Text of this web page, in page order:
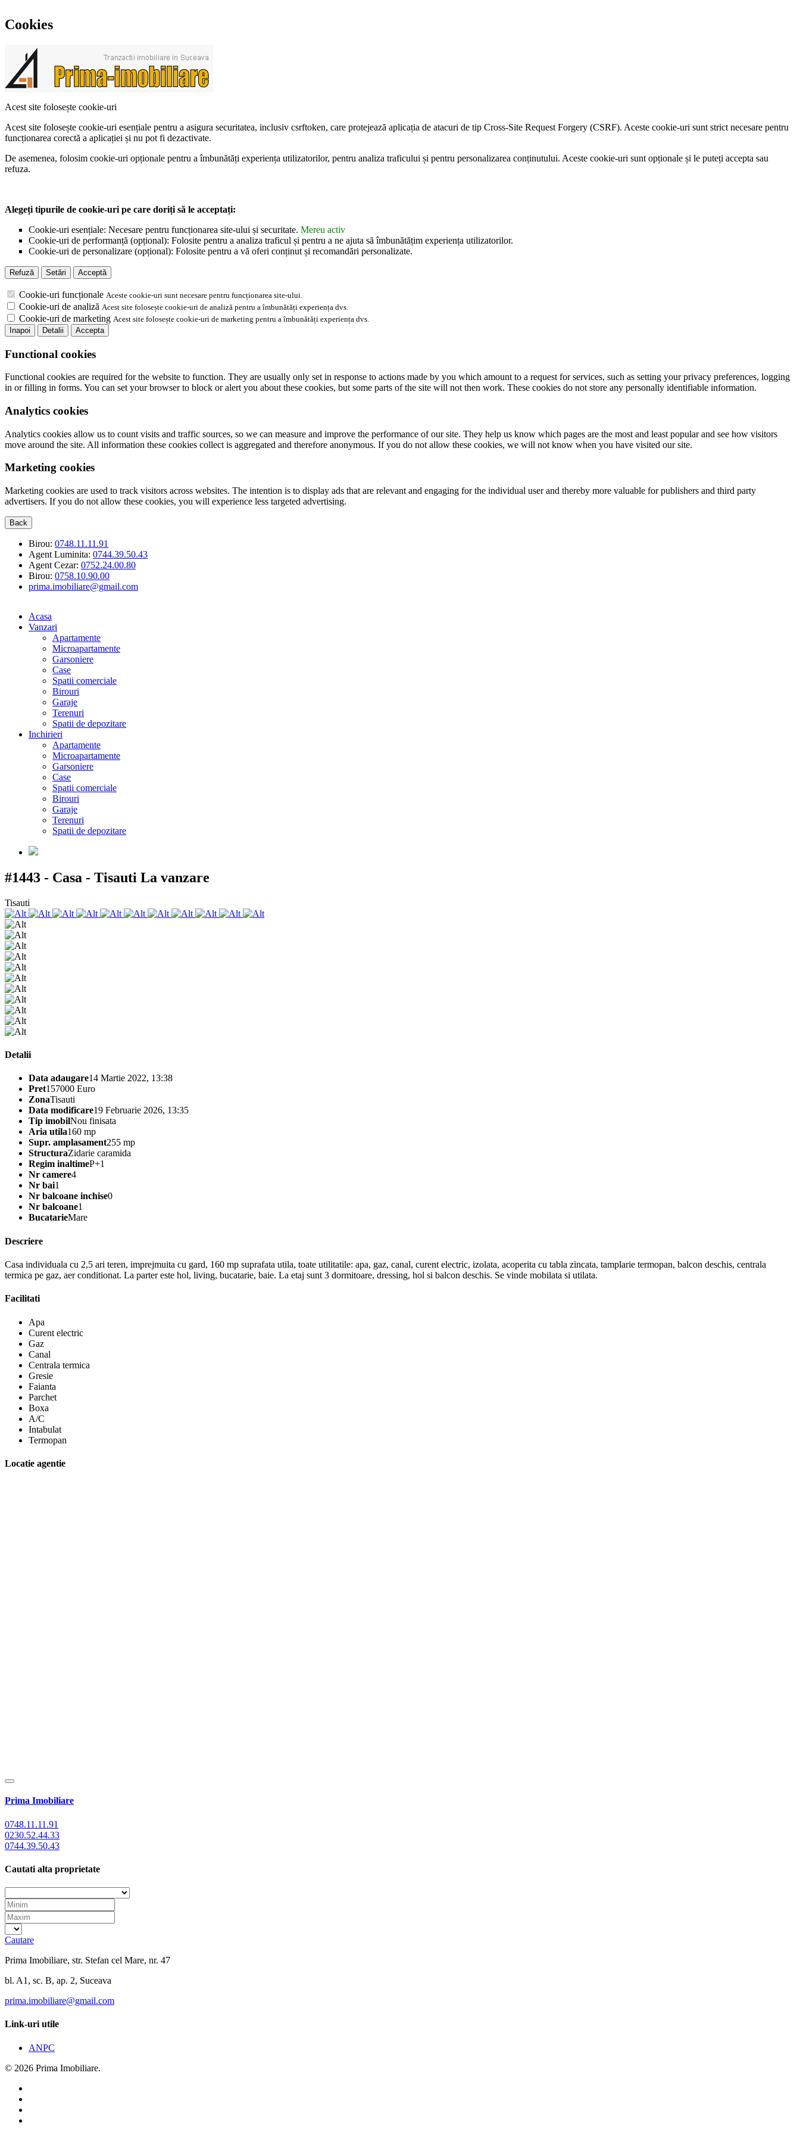
Cookies
Acest site folosește cookie-uri
Acest site folosește cookie-uri esențiale pentru a asigura securitatea, inclusiv csrftoken, care protejează aplicația de atacuri de tip Cross-Site Request Forgery (CSRF). Aceste cookie-uri sunt strict necesare pentru
funcționarea corectă a aplicației și nu pot fi dezactivate.
De asemenea, folosim cookie-uri opționale pentru a îmbunătăți experiența utilizatorilor, pentru analiza traficului și pentru personalizarea conținutului. Aceste cookie-uri sunt opționale și le puteți accepta sau
refuza.
Alegeți tipurile de cookie-uri pe care doriți să le acceptați:
Cookie-uri esențiale: Necesare pentru funcționarea site-ului și securitate. Mereu activ
Cookie-uri de performanță (opțional): Folosite pentru a analiza traficul și pentru a ne ajuta să îmbunătățim experiența utilizatorilor.
Cookie-uri de personalizare (opțional): Folosite pentru a vă oferi conținut și recomandări personalizate.
Refuză Setări Acceptă
Cookie-uri funcționale Aceste cookie-uri sunt necesare pentru funcționarea site-ului.
Cookie-uri de analiză Acest site folosește cookie-uri de analiză pentru a îmbunătăți experiența dvs.
Cookie-uri de marketing Acest site folosește cookie-uri de marketing pentru a îmbunătăți experiența dvs.
Inapoi
Detalii Accepta
Functional cookies
Functional cookies are required for the website to function. They are usually only set in response to actions made by you which amount to a request for services, such as setting your privacy preferences, logging
in or filling in forms. You can set your browser to block or alert you about these cookies, but some parts of the site will not then work. These cookies do not store any personally identifiable information.
Analytics cookies
Analytics cookies allow us to count visits and traffic sources, so we can measure and improve the performance of our site. They help us know which pages are the most and least popular and see how visitors
move around the site. All information these cookies collect is aggregated and therefore anonymous. If you do not allow these cookies, we will not know when you have visited our site.
Marketing cookies
Marketing cookies are used to track visitors across websites. The intention is to display ads that are relevant and engaging for the individual user and thereby more valuable for publishers and third party
advertisers. If you do not allow these cookies, you will experience less targeted advertising.
Back
Birou: 0748.11.11.91
Agent Luminita: 0744.39.50.43
Agent Cezar: 0752.24.00.80
Birou: 0758.10.90.00
prima.imobiliare@gmail.com
Acasa
Vanzari
Apartamente
Microapartamente
Garsoniere
Case
Spatii comerciale
Birouri
Garaje
Terenuri
Spatii de depozitare
Inchirieri
Apartamente
Microapartamente
Garsoniere
Case
Spatii comerciale
Birouri
Garaje
Terenuri
Spatii de depozitare
#1443 - Casa - Tisauti La vanzare
Tisauti
Detalii
Data adaugare14 Martie 2022, 13:38
Pret157000 Euro
ZonaTisauti
Data modificare19 Februarie 2026, 13:35
Tip imobilNou finisata
Aria utila160 mp
Supr. amplasament255 mp
StructuraZidarie caramida
Regim inaltimeP+1
Nr camere4
Nr bai1
Nr balcoane inchise0
Nr balcoane1
BucatarieMare
Descriere
Casa individuala cu 2,5 ari teren, imprejmuita cu gard, 160 mp suprafata utila, toate utilitatile: apa, gaz, canal, curent electric, izolata, acoperita cu tabla zincata, tamplarie termopan, balcon deschis, centrala
termica pe gaz, aer conditionat. La parter este hol, living, bucatarie, baie. La etaj sunt 3 dormitoare, dressing, hol si balcon deschis. Se vinde mobilata si utilata.
Facilitati
Apa
Curent electric
Gaz
Canal
Centrala termica
Gresie
Faianta
Parchet
Boxa
A/C
Intabulat
Termopan
Locatie agentie
Prima Imobiliare
0748.11.11.91
0230.52.44.33
0744.39.50.43
Cautati alta proprietate
Cautare
Prima Imobiliare, str. Stefan cel Mare, nr. 47
bl. A1, sc. B, ap. 2, Suceava
prima.imobiliare@gmail.com
Link-uri utile
ANPC
© 2026 Prima Imobiliare.